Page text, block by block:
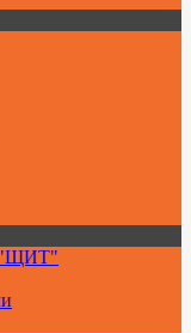
"ЩИТ"